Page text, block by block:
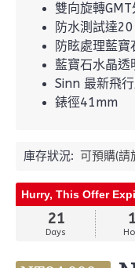
雙向旋轉GMT
防水測試達
防眩處理藍寶
藍寶石水晶透
Sinn 最新飛
錶徑41mm
庫存狀況: 可預購(請
Hurry, This Offer
21
Days